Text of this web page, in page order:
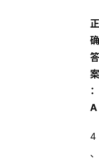
正
确
答
案
：
A
4
、